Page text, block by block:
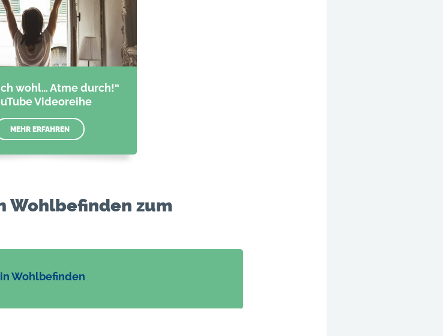
wohl… Atme durch!“
Videoreihe
MEHR ERFAHREN
Wohlbefinden zum
Wohlbefinden